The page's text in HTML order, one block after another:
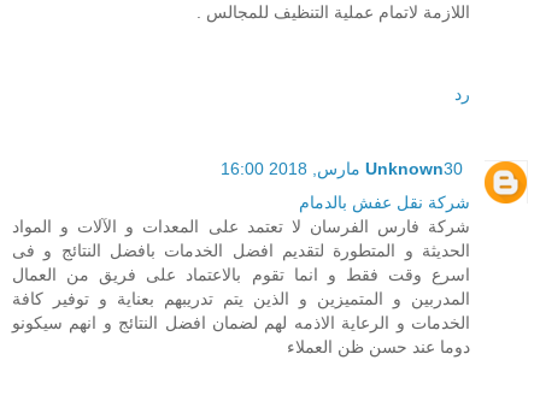
اللازمة لاتمام عملية التنظيف للمجالس .
رد
Unknown30 مارس, 2018 16:00
شركة نقل عفش بالدمام
شركة فارس الفرسان لا تعتمد على المعدات و الآلات و المواد
الحديثة و المتطورة لتقديم افضل الخدمات بافضل النتائج و فى
اسرع وقت فقط و انما تقوم بالاعتماد على فريق من العمال
المدربين و المتميزين و الذين يتم تدريبهم بعناية و توفير كافة
الخدمات و الرعاية الاذمه لهم لضمان افضل النتائج و انهم سيكونو
دوما عند حسن ظن العملاء